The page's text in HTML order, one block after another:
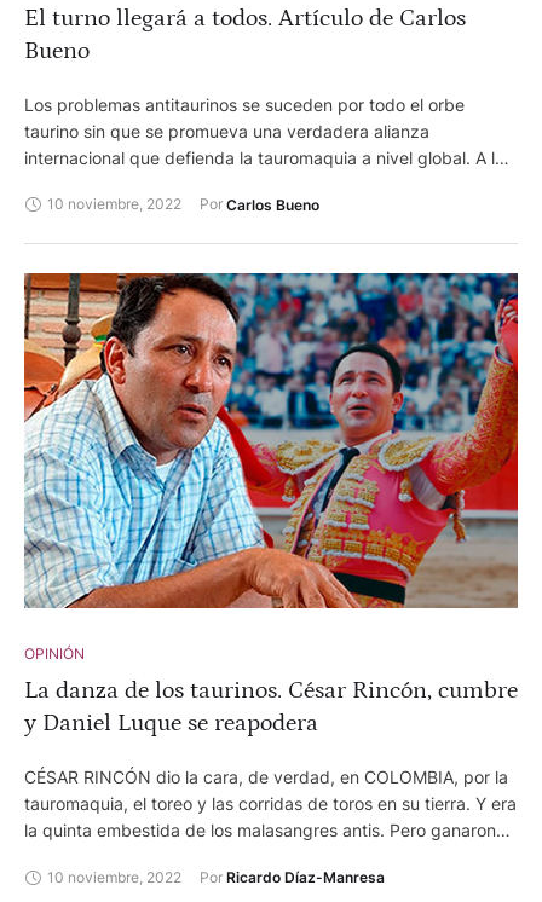
El turno llegará a todos. Artículo de Carlos
Bueno
Los problemas antitaurinos se suceden por todo el orbe
taurino sin que se promueva una verdadera alianza
internacional que defienda la tauromaquia a nivel global. A las
España, hay que sumar las de Colombia, Ecuador, Perú,
10 noviembre, 2022 Por Carlos Bueno
OPINIÓN
La danza de los taurinos. César Rincón, cumbre
y Daniel Luque se reapodera
CÉSAR RINCÓN dio la cara, de verdad, en COLOMBIA, por la
tauromaquia, el toreo y las corridas de toros en su tierra. Y era
la quinta embestida de los malasangres antis. Pero ganaron
Gran intervención de CÉSAR, cumbre, que hay que buscar y
10 noviembre, 2022 Por Ricardo Díaz-Manresa